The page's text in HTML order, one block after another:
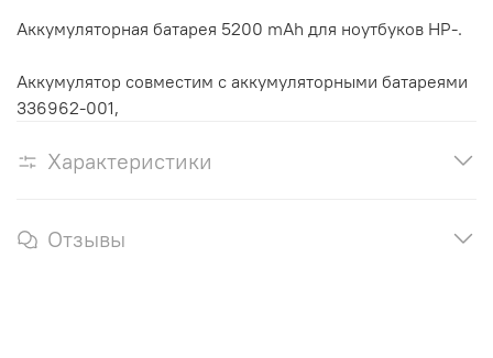
Аккумуляторная батарея 5200 mAh для ноутбуков HP-.
Аккумулятор cовместим с аккумуляторными батареями
336962-001,
Характеристики
Отзывы